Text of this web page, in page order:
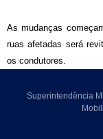
As mudanças
ruas afetadas será
os condutores.
Superintendência